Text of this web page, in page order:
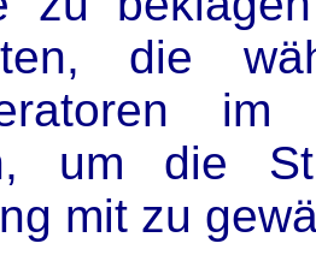
die
um die
mit zu